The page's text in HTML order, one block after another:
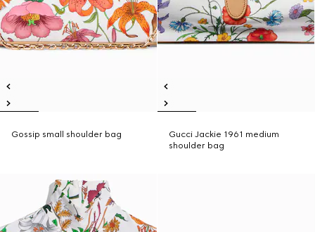
Gossip small shoulder bag
Gucci Jackie 1961 medium
shoulder bag